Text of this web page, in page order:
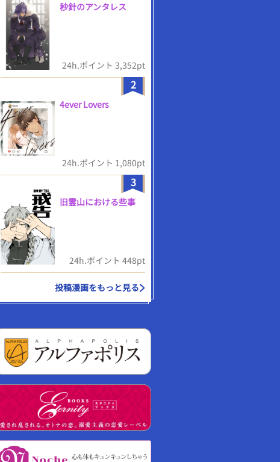
秒針のアンタレス
24h.ポイント 3,352pt
2
4ever Lovers
24h.ポイント 1,080pt
3
旧霊山における些事
24h.ポイント 448pt
投稿漫画をもっと見る